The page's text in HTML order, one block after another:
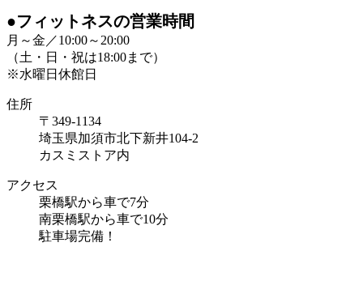
●フィットネスの営業時間
月～金／10:00～20:00
（土・日・祝は18:00まで）
※水曜日休館日
住所
〒349-1134
埼玉県加須市北下新井104-2
カスミストア内
アクセス
栗橋駅から車で7分
南栗橋駅から車で10分
駐車場完備！